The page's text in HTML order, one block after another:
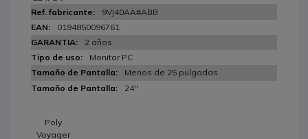
9VJ40AA#ABB
0194850096761
2 años
Monitor PC
Menos de 25 pulgadas
24''
Poly
Voyager